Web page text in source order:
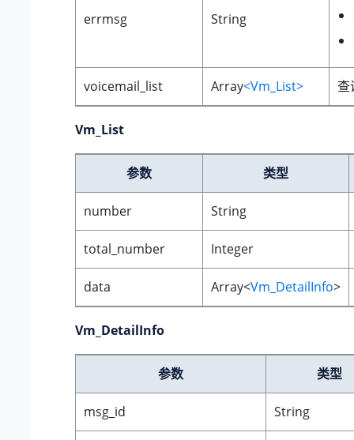
errmsg String
voicemail_list Array<Vm_List> 查
Vm_List
参数 类型
number String
total_number Integer
data Array<Vm_DetailInfo>
Vm_DetailInfo
参数 类型
msg_id String